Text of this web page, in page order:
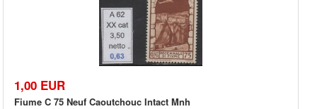
1,00 EUR
Fiume C 75 Neuf Caoutchouc Intact Mnh